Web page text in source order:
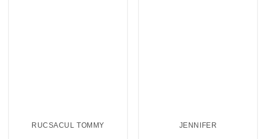
RUCSACUL TOMMY JENNIFER